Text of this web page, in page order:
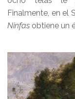
Finalmente, en el
Ninfas obtiene un